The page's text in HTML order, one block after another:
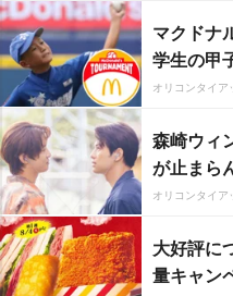
マクドナ
学生の甲
オリコンタイア
森崎ウィ
が止まら
オリコンタイア
大好評に
量キャン